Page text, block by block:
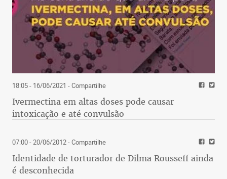
18:05 - 16/06/2021 - Compartilhe
Ivermectina em altas doses pode causar
intoxicação e até convulsão
07:00 - 20/06/2012- Compartilhe
Identidade de torturador de Dilma Rousseff ainda
é desconhecida